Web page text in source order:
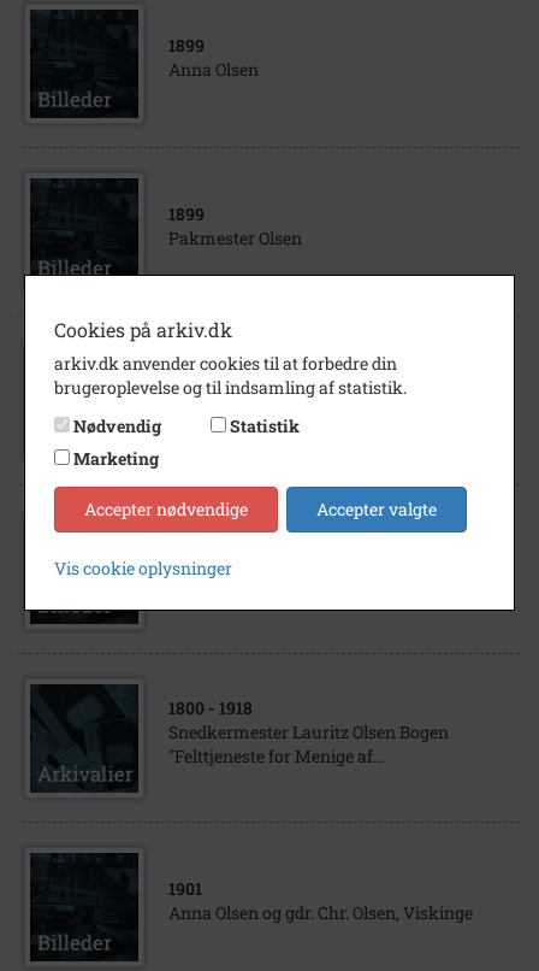
1899
Anna Olsen
1899
Pakmester Olsen
1899
Jernbaneelev, Olsen
1800 - 1918
Snedkermester Lauritz Olsen Bogen
"Felttjeneste for Menige af...
1901
Anna Olsen og gdr. Chr. Olsen, Viskinge
Cookies på arkiv.dk
arkiv.dk anvender cookies til at forbedre din
brugeroplevelse og til indsamling af statistik.
Nødvendig
Statistik
Marketing
Accepter nødvendige Accepter valgte
Vis cookie oplysninger